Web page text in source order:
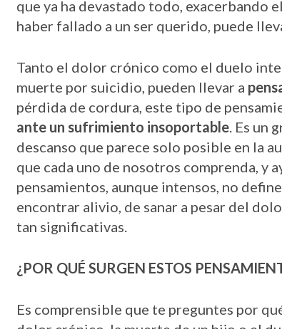
que ya ha devastado todo, exacerbando
haber fallado a un ser querido, puede
Tanto el dolor crónico como el duelo
muerte por suicidio, pueden llevar a
pérdida de cordura, este tipo de
ante un sufrimiento insoportable . Es
descanso que parece solo posible en la
que cada uno de nosotros comprenda, y
pensamientos, aunque intensos, no
encontrar alivio, de sanar a pesar del
tan significativas.
¿POR QUÉ SURGEN ESTOS
Es comprensible que te preguntes por